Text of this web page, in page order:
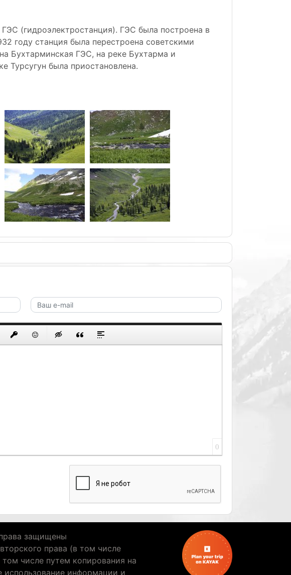
(гидроэлектростанция). ГЭС была построена в
году станция была перестроена советскими
Бухтарминская ГЭС, на реке Бухтарма и
Турсугун была приостановлена.
0
защищены
права (в том числе
числе путем копирования на
использование информации и